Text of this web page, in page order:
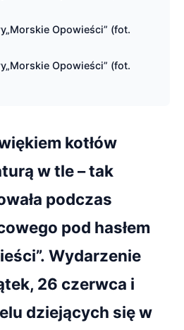
Opowieści” (fot.
Opowieści” (fot.
kotłów
w tle – tak
podczas
pod hasłem
Wydarzenie
26 czerwca i
dziejących się w